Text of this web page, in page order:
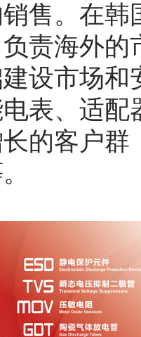
售。在
责海外
设市场
表、适
的客户